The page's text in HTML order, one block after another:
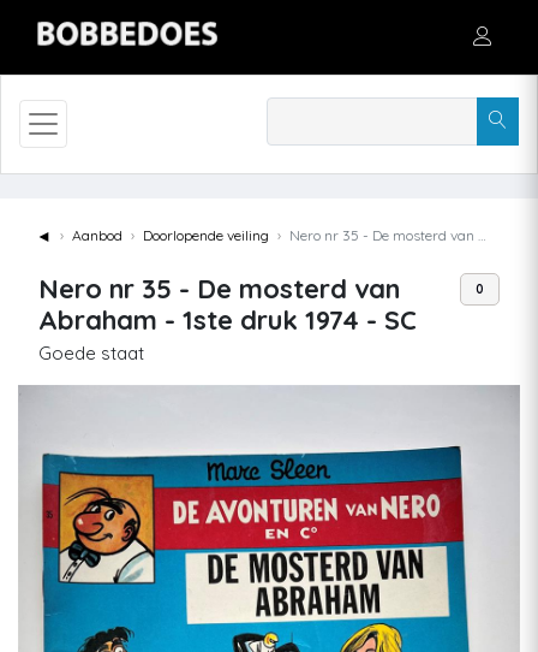
◄ Aanbod Doorlopende veiling Nero nr 35 - De mosterd van Abraham - 1ste druk 1974 - SC
Nero nr 35 - De mosterd van
Abraham - 1ste druk 1974 - SC
Goede staat
0